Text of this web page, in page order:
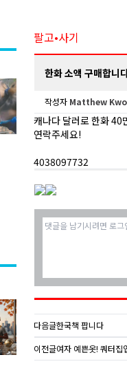
팔고•사기
한화 소액 구매합니
작성자 Matthew
캐나다 달러로 한화
연락주세요!
4038097732
다음글한국책 팝니다
이전글여자 예쁜옷! 쿼터집